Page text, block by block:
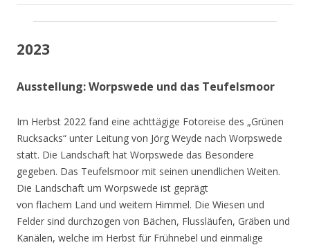
2023
Ausstellung: Worpswede und das Teufelsmoor
Im Herbst 2022 fand eine achttägige Fotoreise des „Grünen
Rucksacks“ unter Leitung von Jörg Weyde nach Worpswede
statt. Die Landschaft hat Worpswede das Besondere
gegeben. Das Teufelsmoor mit seinen unendlichen Weiten.
Die Landschaft um Worpswede ist geprägt
von flachem Land und weitem Himmel. Die Wiesen und
Felder sind durchzogen von Bächen, Flussläufen, Gräben und
Kanälen, welche im Herbst für Frühnebel und einmalige